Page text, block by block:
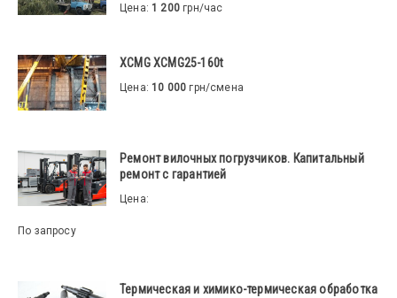
Цена:1 200 грн/час
XCMG XCMG25-160t
Цена:10 000 грн/смена
Ремонт вилочных погрузчиков. Капитальный
ремонт с гарантией
Цена:
По запросу
Термическая и химико-термическая обработка